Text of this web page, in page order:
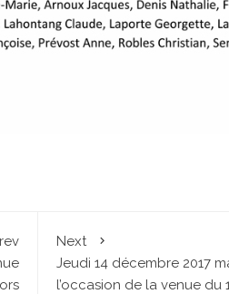
Next
Jeudi 14 décembre 2017
l’occasion de la venue du